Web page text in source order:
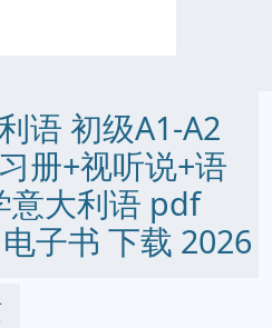
语 初级A1-A2
册+视听说+语
意大利语 pdf
子书 下载 2026